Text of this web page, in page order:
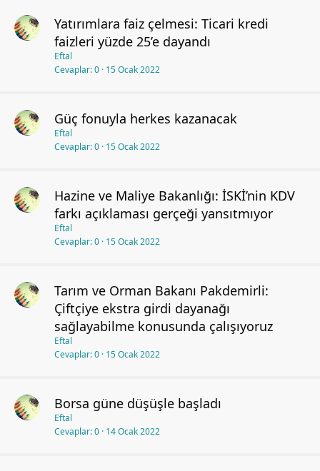
Yatırımlara faiz çelmesi: Ticari kredi
faizleri yüzde 25’e dayandı
Eftal
Cevaplar 0 15 Ocak 2022
Güç fonuyla herkes kazanacak
Eftal
Cevaplar 0 15 Ocak 2022
Hazine ve Maliye Bakanlığı: İSKİ’nin KDV
farkı açıklaması gerçeği yansıtmıyor
Eftal
Cevaplar 0 15 Ocak 2022
Tarım ve Orman Bakanı Pakdemirli:
Çiftçiye ekstra girdi dayanağı
sağlayabilme konusunda çalışıyoruz
Eftal
Cevaplar 0 15 Ocak 2022
Borsa güne düşüşle başladı
Eftal
Cevaplar 0 14 Ocak 2022